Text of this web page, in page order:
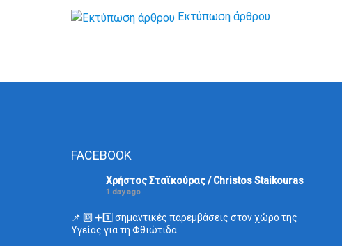
Εκτύπωση άρθρου
FACEBOOK
Χρήστος Σταϊκούρας / Christos Staikouras
1 day ago
📌 🔟 ➕1️⃣ σημαντικές παρεμβάσεις στον χώρο της
Υγείας για τη Φθιώτιδα.